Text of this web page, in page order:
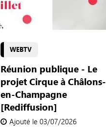
WEBTV
Réunion publique - Le
projet Cirque à Châlons-
en-Champagne
[Rediffusion]
Ajouté le 03/07/2026